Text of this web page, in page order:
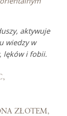
aktywuje
wiedzy w
lęków i fobii.
ZŁOTEM